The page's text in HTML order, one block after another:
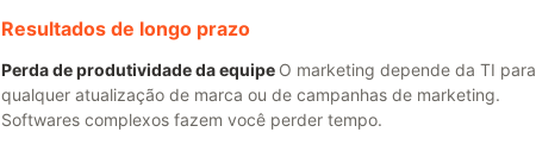
Resultados de longo prazo
Perda de produtividade da equipe O marketing depende da TI para
qualquer atualização de marca ou de campanhas de marketing.
Softwares complexos fazem você perder tempo.